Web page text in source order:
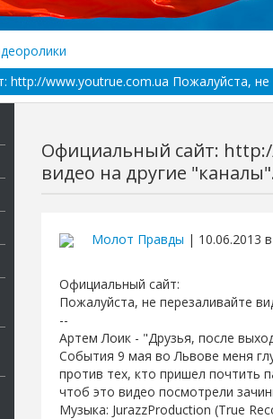
http://www.youtrue.com.ua Пожалуйста, не
Официальный сайт:
видео на другие
Молот Правды | 10.06.2013
Официальный сайт:
Пожалуйста, не перезаливайте
--
Артем Лоик - "Друзья, после
События 9 мая во Львове меня
против тех, кто пришел почтить
чтоб это видео посмотрели
Музыка: JurazzProduction (True